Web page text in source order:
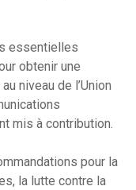
essentielles
obtenir une
niveau de l’Union
mis à contribution.
pour la
la lutte contre la